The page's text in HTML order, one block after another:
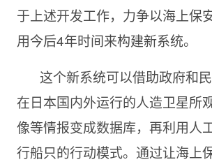
于上述开发工作，力争以海上保
用今后4年时间来构建新系统。
这个新系统可以借助政府和
在日本国内外运行的人造卫星所
像等情报变成数据库，再利用人
行船只的行动模式。通过让海上